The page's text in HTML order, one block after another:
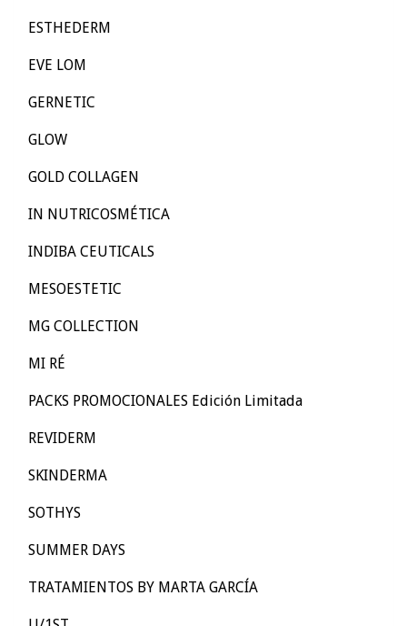
ESTHEDERM
EVE LOM
GERNETIC
GLOW
GOLD COLLAGEN
IN NUTRICOSMÉTICA
INDIBA CEUTICALS
MESOESTETIC
MG COLLECTION
MI RÉ
PACKS PROMOCIONALES Edición Limitada
REVIDERM
SKINDERMA
SOTHYS
SUMMER DAYS
TRATAMIENTOS BY MARTA GARCÍA